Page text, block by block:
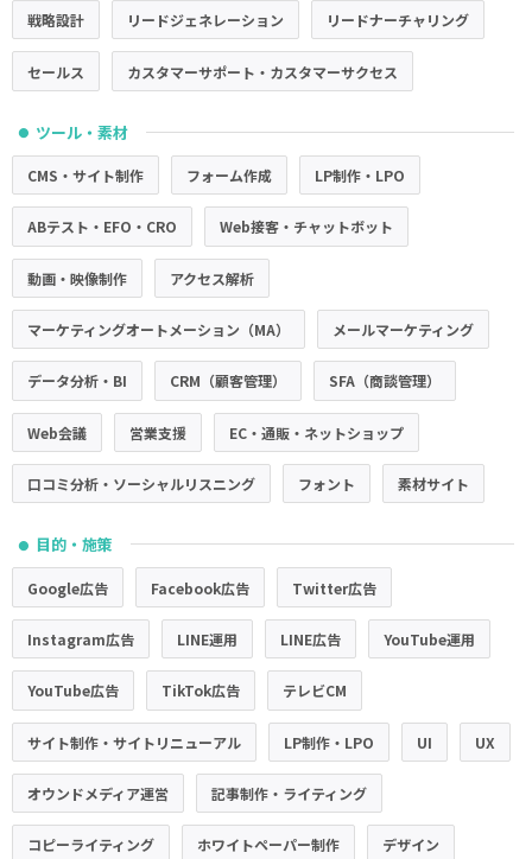
戦略設計 リードジェネレーション リードナーチャリング
セールス カスタマーサポート・カスタマーサクセス
● ツール・素材
CMS・サイト制作 フォーム作成 LP制作・LPO
ABテスト・EFO・CRO Web接客・チャットボット
動画・映像制作 アクセス解析
マーケティングオートメーション（MA） メールマーケティング
データ分析・BI CRM（顧客管理） SFA（商談管理）
Web会議 営業支援 EC・通販・ネットショップ
口コミ分析・ソーシャルリスニング フォント 素材サイト
● 目的・施策
Google広告 Facebook広告 Twitter広告
Instagram広告 LINE運用 LINE広告 YouTube運用
YouTube広告 TikTok広告 テレビCM
サイト制作・サイトリニューアル LP制作・LPO UI UX
オウンドメディア運営 記事制作・ライティング
コピーライティング ホワイトペーパー制作 デザイン